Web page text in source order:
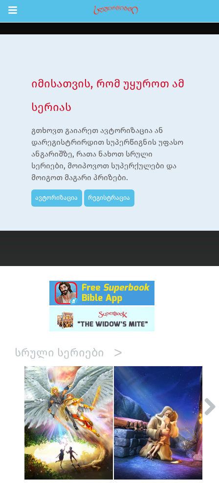
Return to Content
ბავშვებისთვის
იმისათვის, რომ უყუროთ ამ
სერიას
გთხოვთ გაიარეთ ავტორიზაცია ან
დარეგისტრირდით სუპერწიგნის უფასო
ანგარიშზე, რათა ნახოთ სრული
სერიები, მოიპოვოთ სუპერქულები და
მოიგოთ მაგარი პრიზები.
ავტორიზაცია რეგისტრაცია
ᲡᲠᲣᲚᲘ ᲡᲔᲠᲘᲔᲑᲘ >